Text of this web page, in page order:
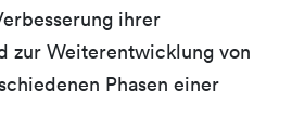
ihrer
zur Weiterentwicklung von
Phasen einer